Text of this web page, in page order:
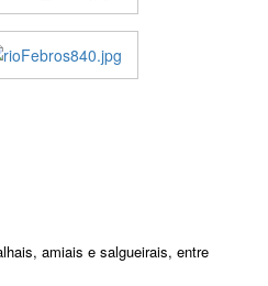
amiais e salgueirais, entre